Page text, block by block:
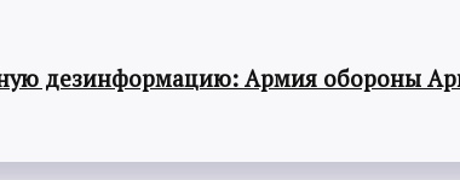
дезинформацию: Армия обороны